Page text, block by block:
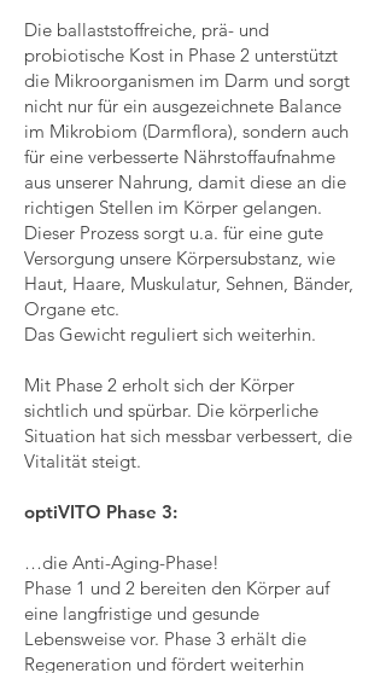
Die ballaststoffreiche, prä- und
probiotische Kost in Phase 2 unterstützt
die Mikroorganismen im Darm und sorgt
nicht nur für ein ausgezeichnete Balance
im Mikrobiom (Darmflora), sondern auch
für eine verbesserte Nährstoffaufnahme
aus unserer Nahrung, damit diese an die
richtigen Stellen im Körper gelangen.
Dieser Prozess sorgt u.a. für eine gute
Versorgung unsere Körpersubstanz, wie
Haut, Haare, Muskulatur, Sehnen, Bänder,
Organe etc.
Das Gewicht reguliert sich weiterhin.
Mit Phase 2 erholt sich der Körper
sichtlich und spürbar. Die körperliche
Situation hat sich messbar verbessert, die
Vitalität steigt.
optiVITO Phase 3:
…die Anti-Aging-Phase!
Phase 1 und 2 bereiten den Körper auf
eine langfristige und gesunde
Lebensweise vor. Phase 3 erhält die
Regeneration und fördert weiterhin